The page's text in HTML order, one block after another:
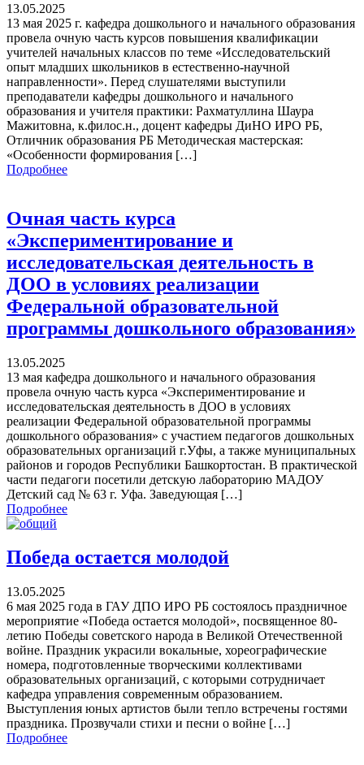
13.05.2025
13 мая 2025 г. кафедра дошкольного и начального образования
провела очную часть курсов повышения квалификации
учителей начальных классов по теме «Исследовательский
опыт младших школьников в естественно-научной
направленности». Перед слушателями выступили
преподаватели кафедры дошкольного и начального
образования и учителя практики: Рахматуллина Шаура
Мажитовна, к.филос.н., доцент кафедры ДиНО ИРО РБ,
Отличник образования РБ Методическая мастерская:
«Особенности формирования […]
Подробнее
Очная часть курса
«Экспериментирование и
исследовательская деятельность в
ДОО в условиях реализации
Федеральной образовательной
программы дошкольного образования»
13.05.2025
13 мая кафедра дошкольного и начального образования
провела очную часть курса «Экспериментирование и
исследовательская деятельность в ДОО в условиях
реализации Федеральной образовательной программы
дошкольного образования» с участием педагогов дошкольных
образовательных организаций г.Уфы, а также муниципальных
районов и городов Республики Башкортостан. В практической
части педагоги посетили детскую лабораторию МАДОУ
Детский сад № 63 г. Уфа. Заведующая […]
Подробнее
Победа остается молодой
13.05.2025
6 мая 2025 года в ГАУ ДПО ИРО РБ состоялось праздничное
мероприятие «Победа остается молодой», посвященное 80-
летию Победы советского народа в Великой Отечественной
войне. Праздник украсили вокальные, хореографические
номера, подготовленные творческими коллективами
образовательных организаций, с которыми сотрудничает
кафедра управления современным образованием.
Выступления юных артистов были тепло встречены гостями
праздника. Прозвучали стихи и песни о войне […]
Подробнее